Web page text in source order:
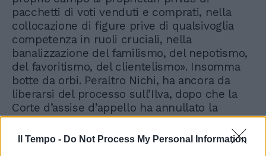
Il Tempo - Do Not Process My Personal Information
pacchetti di voti venduti e comprati, nella
collocazione di figure prive di qualsivoglia
competenza in ruoli cruciali, nella
banalizzazione del familismo, del nepotismo,
del favoritismo, del clientelismo». Insomma
botte da orbi. Peraltro Nichi, ha ancora da
liberarsi del processo sull’Ilva, dopo che la
Corte d’assise d’appello ha annullato la
sentenza di primo grado e trasferito il
procedimento a Potenza. Poi chissà: un’altra
primavera per il poeta.